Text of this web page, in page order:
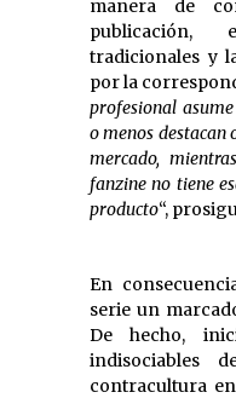
manera de
publicación,
tradicionales y
por la
profesional
o menos destacan
mercado,
fanzine no tiene
producto“,
En
serie un
De hecho,
indisociables
contracultura